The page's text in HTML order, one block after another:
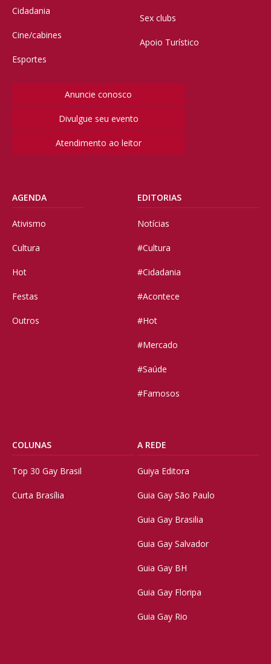
Cidadania
Cine/cabines
Esportes
Sex clubs
Apoio Turístico
Anuncie conosco
Divulgue seu evento
Atendimento ao leitor
AGENDA
Ativismo
Cultura
Hot
Festas
Outros
EDITORIAS
Notícias
#Cultura
#Cidadania
#Acontece
#Hot
#Mercado
#Saúde
#Famosos
COLUNAS
Top 30 Gay Brasil
Curta Brasília
A REDE
Guiya Editora
Guia Gay São Paulo
Guia Gay Brasilia
Guia Gay Salvador
Guia Gay BH
Guia Gay Floripa
Guia Gay Rio